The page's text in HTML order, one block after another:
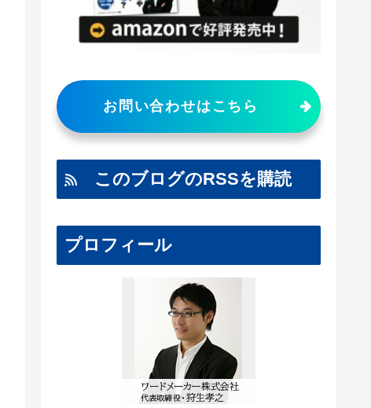
お問い合わせはこちら
このブログのRSSを購読
プロフィール